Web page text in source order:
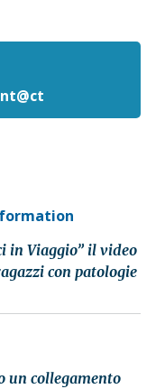
in Viaggio” il video
con patologie
un collegamento